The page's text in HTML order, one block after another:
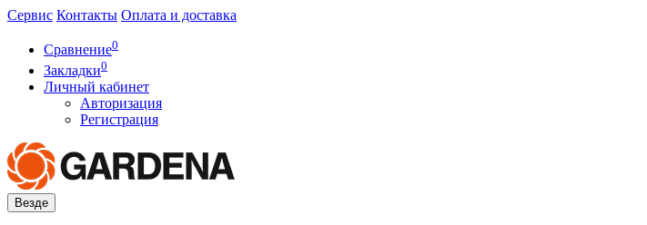
Сервис Контакты Оплата и доставка
Сравнение0
Закладки0
Личный кабинет
Авторизация
Регистрация
Везде